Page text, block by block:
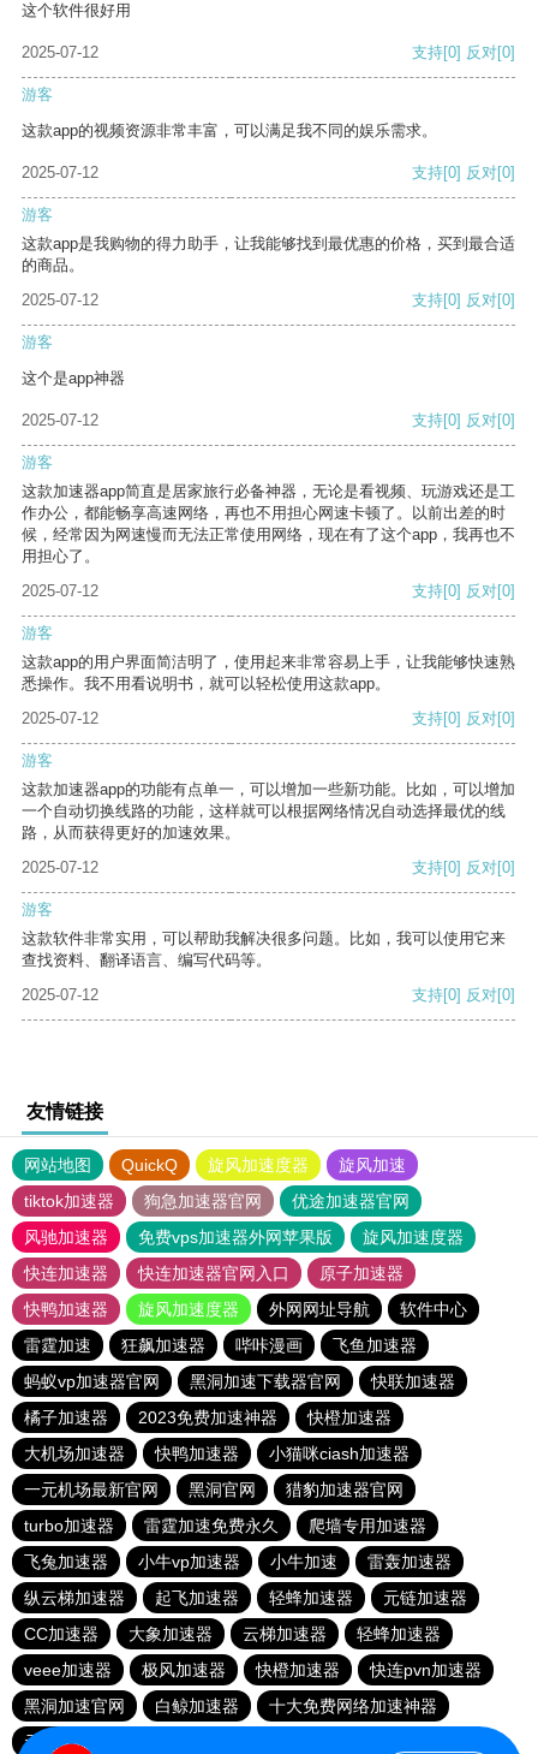
这个软件很好用
2025-07-12 支持[0] 反对[0]
游客
这款app的视频资源非常丰富，可以满足我不同的娱乐需求。
2025-07-12 支持[0] 反对[0]
游客
这款app是我购物的得力助手，让我能够找到最优惠的价格，买到最合适
的商品。
2025-07-12
支持[0] 反对[0]
游客
这个是app神器
2025-07-12 支持[0] 反对[0]
游客
这款加速器app简直是居家旅行必备神器，无论是看视频、玩游戏还是工
作办公，都能畅享高速网络，再也不用担心网速卡顿了。以前出差的时
候，经常因为网速慢而无法正常使用网络，现在有了这个app，我再也不
用担心了。
2025-07-12
支持[0] 反对[0]
游客
这款app的用户界面简洁明了，使用起来非常容易上手，让我能够快速熟
悉操作。我不用看说明书，就可以轻松使用这款app。
2025-07-12
支持[0] 反对[0]
游客
这款加速器app的功能有点单一，可以增加一些新功能。比如，可以增加
一个自动切换线路的功能，这样就可以根据网络情况自动选择最优的线
路，从而获得更好的加速效果。
2025-07-12
支持[0] 反对[0]
游客
这款软件非常实用，可以帮助我解决很多问题。比如，我可以使用它来
查找资料、翻译语言、编写代码等。
2025-07-12
支持[0] 反对[0]
友情链接
网站地图 QuickQ 旋风加速度器
旋风加速
tiktok加速器
狗急加速器官网
优途加速器官网
风驰加速器
免费vps加速器外网苹果版
旋风加速度器
快连加速器
快连加速器官网入口
原子加速器
快鸭加速器
旋风加速度器 外网网址导航
软件中心
雷霆加速
狂飙加速器 哔咔漫画
飞鱼加速器
蚂蚁vp加速器官网
黑洞加速下载器官网
快联加速器
橘子加速器
2023免费加速神器
快橙加速器
大机场加速器
快鸭加速器
小猫咪ciash加速器
一元机场最新官网
黑洞官网
猎豹加速器官网
turbo加速器
雷霆加速免费永久
爬墙专用加速器
飞兔加速器
小牛vp加速器 小牛加速
雷轰加速器
纵云梯加速器
起飞加速器 轻蜂加速器
元链加速器
CC加速器
大象加速器 云梯加速器
轻蜂加速器
veee加速器
极风加速器 快橙加速器
快连pvn加速器
黑洞加速官网
白鲸加速器
十大免费网络加速神器
元链加速器